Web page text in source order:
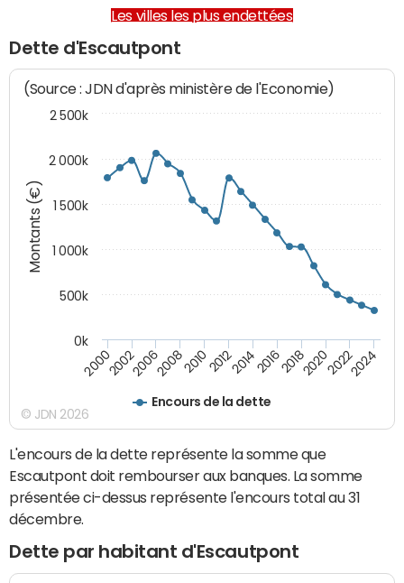
Les villes les plus endettées
Dette d'Escautpont
Montants (€)
(Source : JDN d'après ministère de l'Economie)
Encours de la dette
200020022006200820102012201420162018202020222024
0k
500k
1 000k
1 500k
2 000k
2 500k
© JDN 2026
L'encours de la dette représente la somme que
Escautpont doit rembourser aux banques. La somme
présentée ci-dessus représente l'encours total au 31
décembre.
Dette par habitant d'Escautpont